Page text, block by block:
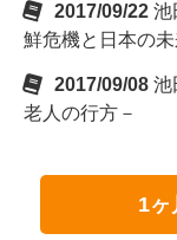
2017/09/22 池
鮮危機と日本の未
2017/09/08 池
老人の行方－
1ヶ